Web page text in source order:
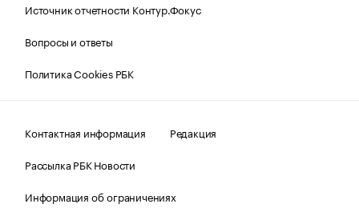
Источник отчетности Контур.Фокус
Вопросы и ответы
Политика Cookies РБК
Контактная информация
Редакция
Рассылка РБК Новости
Информация об ограничениях